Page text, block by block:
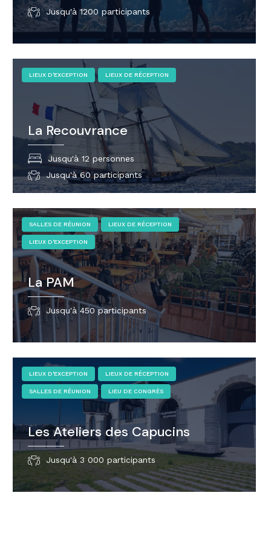
Jusqu'à 1200 participants
LIEUX D'EXCEPTION LIEUX DE RÉCEPTION
La Recouvrance
Jusqu'à 12 personnes
Jusqu'à 60 participants
SALLES DE RÉUNION LIEUX DE RÉCEPTION
LIEUX D'EXCEPTION
La PAM
Jusqu'à 450 participants
LIEUX D'EXCEPTION LIEUX DE RÉCEPTION
SALLES DE RÉUNION LIEU DE CONGRÈS
Les Ateliers des Capucins
Jusqu'à 3 000 participants